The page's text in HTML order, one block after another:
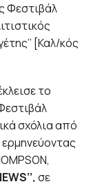
Φεστιβάλ
[Καλ/κός
το
σχόλια από
’’, σε